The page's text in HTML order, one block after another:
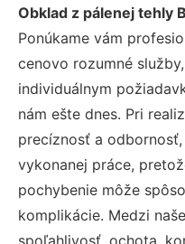
Obklad z pálenej tehly
Ponúkame vám
cenovo rozumné
individuálnym
nám ešte dnes. Pri
precíznosť a
vykonanej práce,
pochybenie môže
komplikácie. Medzi
spoľahlivosť, ochota,